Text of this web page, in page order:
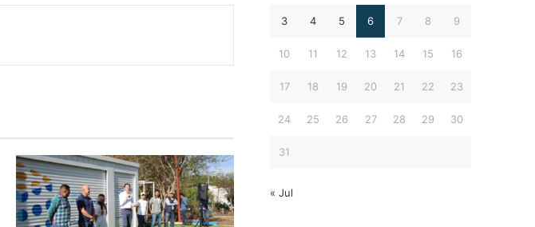
3 4 5 6 7 8 9
10 11 12 13 14 15 16
17 18 19 20 21 22 23
24 25 26 27 28 29 30
31
« Jul